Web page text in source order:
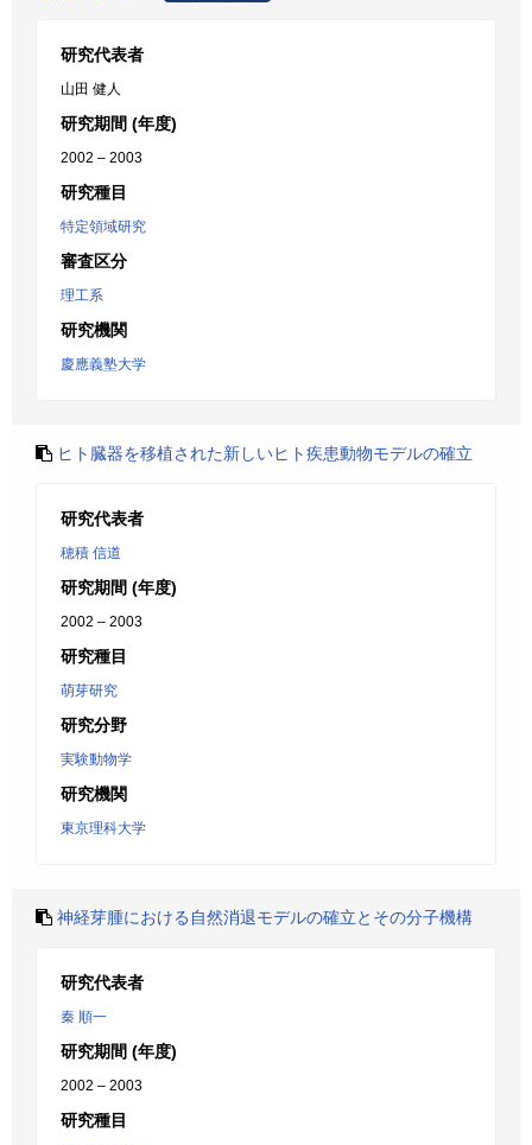
研究代表者
山田 健人
研究期間 (年度)
2002 – 2003
研究種目
特定領域研究
審査区分
理工系
研究機関
慶應義塾大学
ヒト臓器を移植された新しいヒト疾患動物モデルの確立
研究代表者
穂積 信道
研究期間 (年度)
2002 – 2003
研究種目
萌芽研究
研究分野
実験動物学
研究機関
東京理科大学
神経芽腫における自然消退モデルの確立とその分子機構
研究代表者
秦 順一
研究期間 (年度)
2002 – 2003
研究種目